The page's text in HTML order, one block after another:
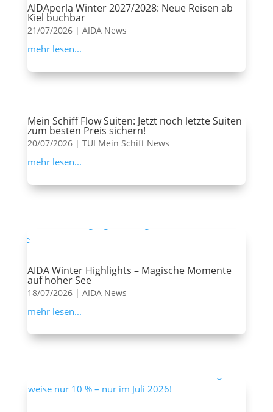
AIDAperla Winter 2027/2028: Neue Reisen ab
Kiel buchbar
21/07/2026| AIDA News
mehr lesen...
Mein Schiff Flow Suiten: Jetzt noch letzte Suiten
zum besten Preis sichern!
20/07/2026| TUI Mein Schiff News
mehr lesen...
AIDA Winter Highlights – Magische Momente
auf hoher See
18/07/2026| AIDA News
mehr lesen...